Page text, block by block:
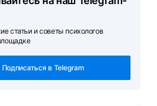
статьи и советы психологов
Подписаться в Telegram